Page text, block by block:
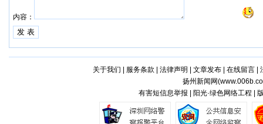
内容：
关于我们 服务条款 法律声明 文章发布| 在线留言|
扬州新闻网(
有害短信息举报 | 阳光·绿色网络工程 |